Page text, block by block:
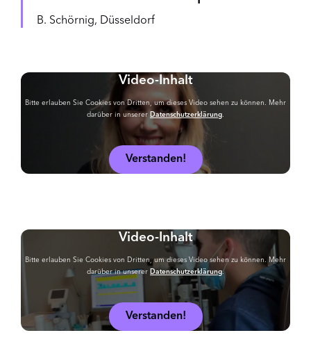
B. Schörnig, Düsseldorf
Video-Inhalt
Bitte erlauben Sie Cookies von Dritten, um dieses Video sehen zu können. Mehr
darüber in unserer Datenschutzerklärung
Verstanden!
Video-Inhalt
Bitte erlauben Sie Cookies von Dritten, um dieses Video sehen zu können. Mehr
darüber in unserer Datenschutzerklärung.
Verstanden!